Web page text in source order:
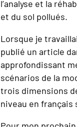
l’analyse et la
et du sol pollués.
Lorsque je
publié un article
approfondissant
scénarios de la
trois dimensions
niveau en français